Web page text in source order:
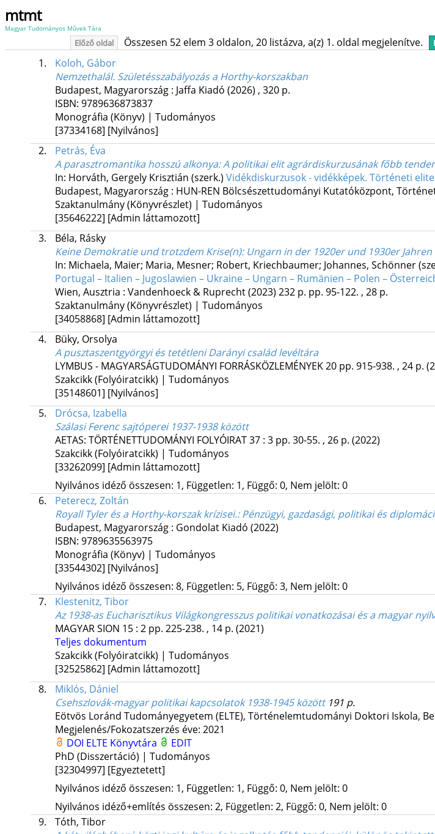
mtmt
Magyar Tudományos Művek Tára
Előző oldal Összesen 52 elem 3 oldalon, 20 listázva, a(z) 1. oldal megjelenítve.
1.
Koloh, Gábor
Nemzethalál. Születésszabályozás a Horthy-korszakban
Budapest, Magyarország : Jaffa Kiadó (2026) , 320 p.
ISBN: 9789636873837
Monográfia (Könyv) | Tudományos
[37334168] [Nyilvános]
2.
Petrás, Éva
A parasztromantika hosszú alkonya: A politikai elit agrárdiskurzusának főbb
In: Horváth, Gergely Krisztián (szerk.) Vidékdiskurzusok - vidékképek. Történeti
Budapest, Magyarország : HUN-REN Bölcsészettudományi Kutatóközpont,
Szaktanulmány (Könyvrészlet) | Tudományos
[35646222] [Admin láttamozott]
3.
Béla, Rásky
Keine Demokratie und trotzdem Krise(n): Ungarn in der 1920er und 1930er Jahren
In: Michaela, Maier; Maria, Mesner; Robert, Kriechbaumer; Johannes, Schönner
Portugal – Italien – Jugoslawien – Ukraine – Ungarn – Rumänien – Polen –
Wien, Ausztria : Vandenhoeck & Ruprecht(2023) 232 p. pp. 95-122. , 28 p.
Szaktanulmány (Könyvrészlet) | Tudományos
[34058868] [Admin láttamozott]
4.
Büky, Orsolya
A pusztaszentgyörgyi és tetétleni Darányi család levéltára
LYMBUS - MAGYARSÁGTUDOMÁNYI FORRÁSKÖZLEMÉNYEK20 pp. 915-938. , 24 p.
Szakcikk (Folyóiratcikk) | Tudományos
[35148601] [Nyilvános]
5.
Drócsa, Izabella
Szálasi Ferenc sajtóperei 1937-1938 között
AETAS: TÖRTÉNETTUDOMÁNYI FOLYÓIRAT37: 3 pp. 30-55. , 26 p. (2022)
Szakcikk (Folyóiratcikk) | Tudományos
[33262099] [Admin láttamozott]
Nyilvános idéző összesen: 1, Független: 1, Függő: 0, Nem jelölt: 0
6.
Peterecz, Zoltán
Royall Tyler és a Horthy-korszak krízisei.: Pénzügyi, gazdasági, politikai és
Budapest, Magyarország : Gondolat Kiadó (2022)
ISBN: 9789635563975
Monográfia (Könyv) | Tudományos
[33544302] [Nyilvános]
Nyilvános idéző összesen: 8, Független: 5, Függő: 3, Nem jelölt: 0
7.
Klestenitz, Tibor
Az 1938-as Eucharisztikus Világkongresszus politikai vonatkozásai és a magyar
MAGYAR SION 15: 2 pp. 225-238. , 14 p. (2021)
Teljes dokumentum
Szakcikk (Folyóiratcikk) | Tudományos
[32525862] [Admin láttamozott]
8.
Miklós, Dániel
Csehszlovák-magyar politikai kapcsolatok 1938-1945 között191 p.
Eötvös Loránd Tudományegyetem (ELTE), Történelemtudományi Doktori Iskola,
Megjelenés/Fokozatszerzés éve: 2021
DOI ELTE Könyvtára
EDIT
PhD (Disszertáció) | Tudományos
[32304997] [Egyeztetett]
Nyilvános idéző összesen: 1, Független: 1, Függő: 0, Nem jelölt: 0
Nyilvános idéző+említés összesen: 2, Független: 2, Függő: 0, Nem jelölt: 0
9.
Tóth, Tibor